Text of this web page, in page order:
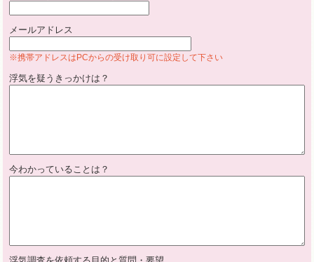
メールアドレス
※携帯アドレスはPCからの受け取り可に設定して下さい
浮気を疑うきっかけは？
今わかっていることは？